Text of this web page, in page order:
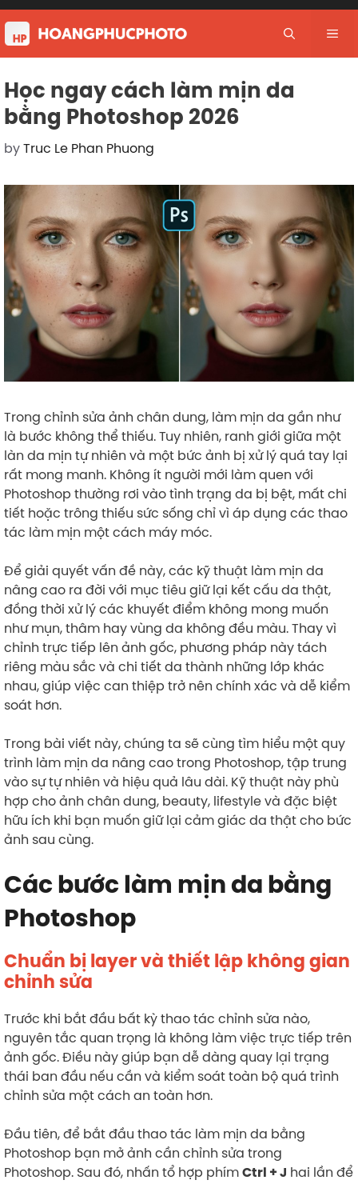
Skip
to
content
Học ngay cách làm mịn da
bằng Photoshop 2026
byTruc Le Phan Phuong
Trong chỉnh sửa ảnh chân dung, làm mịn da gần như
là bước không thể thiếu. Tuy nhiên, ranh giới giữa một
làn da mịn tự nhiên và một bức ảnh bị xử lý quá tay lại
rất mong manh. Không ít người mới làm quen với
Photoshop thường rơi vào tình trạng da bị bệt, mất chi
tiết hoặc trông thiếu sức sống chỉ vì áp dụng các thao
tác làm mịn một cách máy móc.
Để giải quyết vấn đề này, các kỹ thuật làm mịn da
nâng cao ra đời với mục tiêu giữ lại kết cấu da thật,
đồng thời xử lý các khuyết điểm không mong muốn
như mụn, thâm hay vùng da không đều màu. Thay vì
chỉnh trực tiếp lên ảnh gốc, phương pháp này tách
riêng màu sắc và chi tiết da thành những lớp khác
nhau, giúp việc can thiệp trở nên chính xác và dễ kiểm
soát hơn.
Trong bài viết này, chúng ta sẽ cùng tìm hiểu một quy
trình làm mịn da nâng cao trong Photoshop, tập trung
vào sự tự nhiên và hiệu quả lâu dài. Kỹ thuật này phù
hợp cho ảnh chân dung, beauty, lifestyle và đặc biệt
hữu ích khi bạn muốn giữ lại cảm giác da thật cho bức
ảnh sau cùng.
Các bước làm mịn da bằng
Photoshop
Chuẩn bị layer và thiết lập không gian
chỉnh sửa
Trước khi bắt đầu bất kỳ thao tác chỉnh sửa nào,
nguyên tắc quan trọng là không làm việc trực tiếp trên
ảnh gốc. Điều này giúp bạn dễ dàng quay lại trạng
thái ban đầu nếu cần và kiểm soát toàn bộ quá trình
chỉnh sửa một cách an toàn hơn.
Đầu tiên, để bắt đầu thao tác làm mịn da bằng
Photoshop bạn mở ảnh cần chỉnh sửa trong
Photoshop. Sau đó, nhấn tổ hợp phímCtrl + J hai lần để